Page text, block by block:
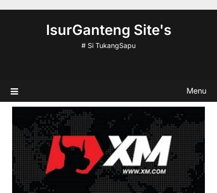
IsurGanteng Site's
# Si TukangSapu
Menu